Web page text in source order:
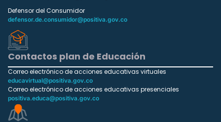
Defensor del Consumidor
defensor.de.consumidor@positiva.gov.co
Contactos plan de Educación
Correo electrónico de acciones educativas virtuales
educavirtual@positiva.gov.co
Correo electrónico de acciones educativas presenciales
positiva.educa@positiva.gov.co